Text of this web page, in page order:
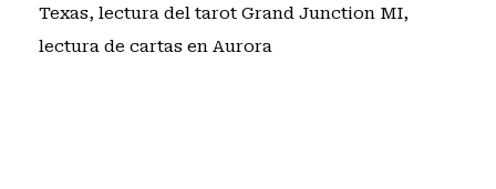
Texas, lectura del tarot Grand Junction MI,
lectura de cartas en Aurora